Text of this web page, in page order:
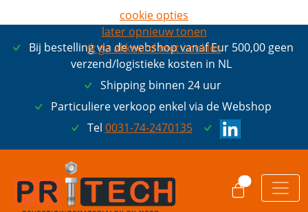
Bij bestelling via de webshop vanaf Eur 500,00 geen
verzend/logistieke kosten in NL
Shipping binnen 24 uur
Particuliere verkoop enkel via de Webshop
Tel 0031-74-2470135
cookie opties
later opnieuw tonen
ik ga akkoord met cookies